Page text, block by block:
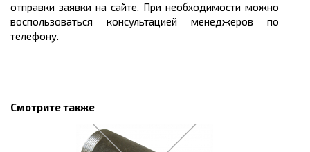
отправки заявки на сайте. При необходимости можно
воспользоваться консультацией менеджеров по
телефону.
Смотрите также